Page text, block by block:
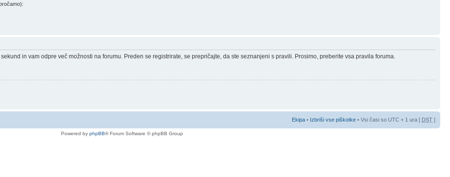
in vam odpre več možnosti na forumu. Preden se registrirate, se prepričajte, da ste seznanjeni s pravili. Prosimo, preberite vsa pravila foruma.
Ekipa • Izbriši vse piškotke • Vsi časi so UTC + 1 ura [ DST ]
Powered by phpBB® Forum Software © phpBB Group